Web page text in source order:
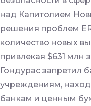
над Капитолием
решения проблем
количество новых
привлекая $631 млн
Гондурас запретил
учреждениям,
банкам и ценным